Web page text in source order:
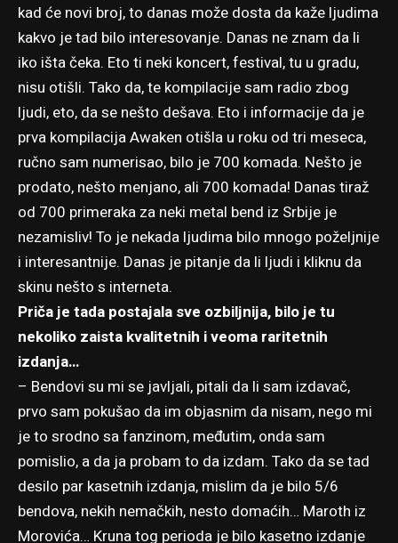
kad će novi broj, to danas može dosta da kaže ljudima
kakvo je tad bilo interesovanje. Danas ne znam da li
iko išta čeka. Eto ti neki koncert, festival, tu u gradu,
nisu otišli. Tako da, te kompilacije sam radio zbog
ljudi, eto, da se nešto dešava. Eto i informacije da je
prva kompilacija Awaken otišla u roku od tri meseca,
ručno sam numerisao, bilo je 700 komada. Nešto je
prodato, nešto menjano, ali 700 komada! Danas tiraž
od 700 primeraka za neki metal bend iz Srbije je
nezamisliv! To je nekada ljudima bilo mnogo poželjnije
i interesantnije. Danas je pitanje da li ljudi i kliknu da
skinu nešto s interneta.
Priča je tada postajala sve ozbiljnija, bilo je tu
nekoliko zaista kvalitetnih i veoma raritetnih
izdanja…
– Bendovi su mi se javljali, pitali da li sam izdavač,
prvo sam pokušao da im objasnim da nisam, nego mi
je to srodno sa fanzinom, međutim, onda sam
pomislio, a da ja probam to da izdam. Tako da se tad
desilo par kasetnih izdanja, mislim da je bilo 5/6
bendova, nekih nemačkih, nesto domaćih… Maroth iz
Morovića… Kruna tog perioda je bilo kasetno izdanje